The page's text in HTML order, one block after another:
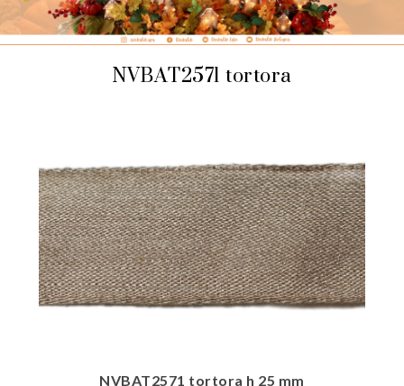
NVBAT2571 tortora
NVBAT2571 tortora h 25 mm